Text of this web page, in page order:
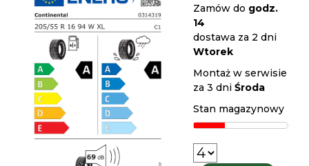
Zamów do godz.
14
dostawa za 2 dni
Wtorek
Montaż w serwisie
za 3 dniŚroda
Stan magazynowy